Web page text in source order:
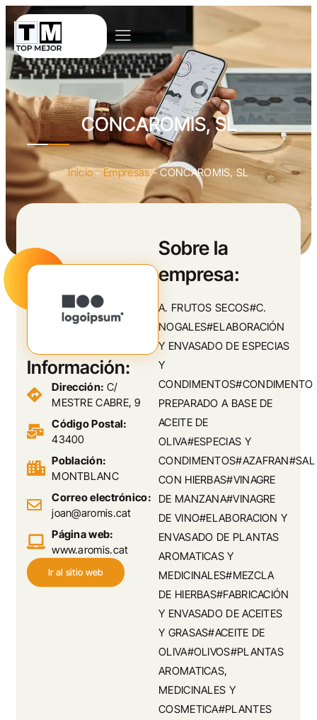
CONCAROMIS, SL
Inicio-Empresas-CONCAROMIS, SL
Sobre la
empresa:
A. FRUTOS SECOS#C.
NOGALES#ELABORACIÓN
Y ENVASADO DE ESPECIAS
Y
CONDIMENTOS#CONDIMENTO
PREPARADO A BASE DE
ACEITE DE
OLIVA#ESPECIAS Y
CONDIMENTOS#AZAFRAN#SAL
CON HIERBAS#VINAGRE
DE MANZANA#VINAGRE
DE VINO#ELABORACION Y
ENVASADO DE PLANTAS
AROMATICAS Y
MEDICINALES#MEZCLA
DE HIERBAS#FABRICACIÓN
Y ENVASADO DE ACEITES
Y GRASAS#ACEITE DE
OLIVA#OLIVOS#PLANTAS
AROMATICAS,
MEDICINALES Y
COSMETICA#PLANTES
Información:
Dirección: C/
MESTRE CABRE, 9
Código Postal:
43400
Población:
MONTBLANC
Correo electrónico:
joan@aromis.cat
Página web:
www.aromis.cat
Ir al sitio web